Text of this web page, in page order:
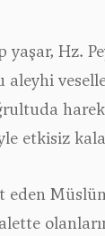
Hz.
aleyhi
etkisiz